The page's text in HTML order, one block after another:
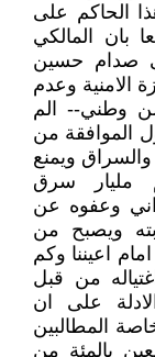
الحاكم على
بان المالكي
صدام حسين
الامنية وعدم
وطني-- الم
الموافقة من
ويمنع
مليار سرق
وعفوه عن
ويصبح من
اعيننا وكم
من قبل
على ان
المطالبين
بالمئة من